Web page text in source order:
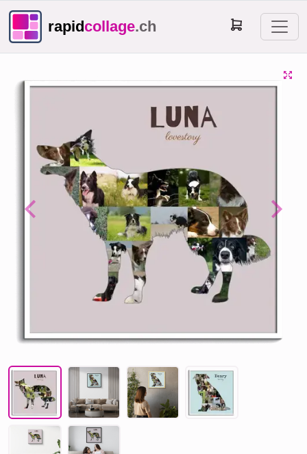
rapidcollage.ch
Previous Next